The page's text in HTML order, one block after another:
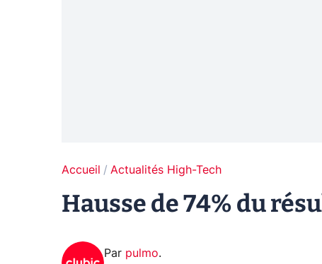
Accueil Actualités High-Tech
Hausse de 74% du
Par pulmo.